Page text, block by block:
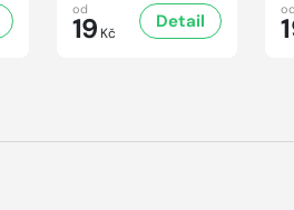
od
19 Kč
Detail
od